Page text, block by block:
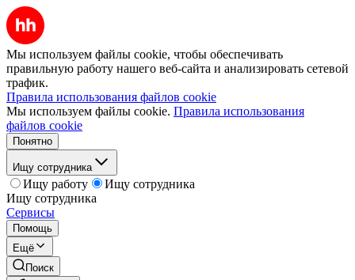
Мы используем файлы cookie, чтобы обеспечивать
правильную работу нашего веб-сайта и анализировать сетевой
трафик.
Правила использования файлов cookie
Мы используем файлы cookie. Правила использования
файлов cookie
Понятно
Ищу сотрудника
Ищу работу
Ищу сотрудника
Ищу сотрудника
Сервисы
Помощь
Ещё
Поиск